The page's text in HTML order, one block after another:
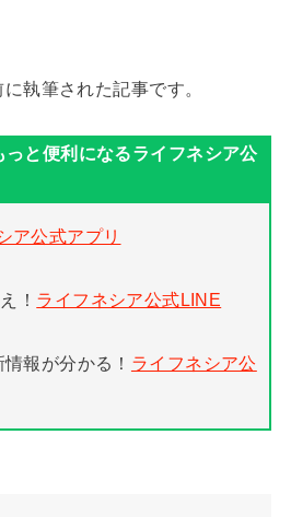
執筆された記事です。
ア公式アプリ
！ ライフネシア公式LINE
報が分かる！ ライフネシア公